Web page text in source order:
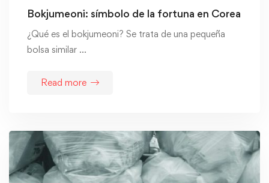
Bokjumeoni: símbolo de la fortuna en Corea
¿Qué es el bokjumeoni? Se trata de una pequeña
bolsa similar …
Read more